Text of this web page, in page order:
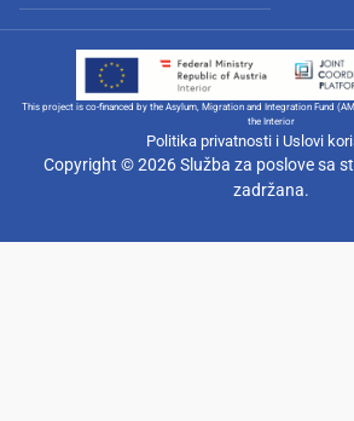
Politika privatnosti i Uslovi
Copyright © 2026 Služba za poslove sa
zadržana.
This project is co-financed by the Asylum, Migration and Integration Fund
the Interior